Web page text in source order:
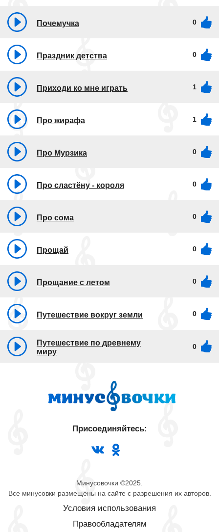
Почемучка 0
Праздник детства 0
Приходи ко мне играть 1
Про жирафа 1
Про Мурзика 0
Про сластёну - короля 0
Про сома 0
Прощай 0
Прощание с летом 0
Путешествие вокруг земли 0
Путешествие по древнему
миру
0
Минусовочки ©2025.
Все минусовки размещены на сайте с разрешения их авторов.
Условия использования
Правообладателям
Присоединяйтесь: